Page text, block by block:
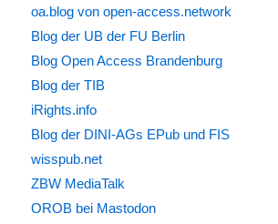
oa.blog von open-access.network
Blog der UB der FU Berlin
Blog Open Access Brandenburg
Blog der TIB
iRights.info
Blog der DINI-AGs EPub und FIS
wisspub.net
ZBW MediaTalk
OROB bei Mastodon